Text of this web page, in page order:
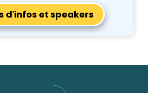
d'infos et speakers